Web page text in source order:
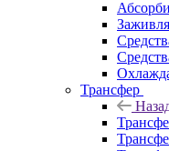
Трансфер